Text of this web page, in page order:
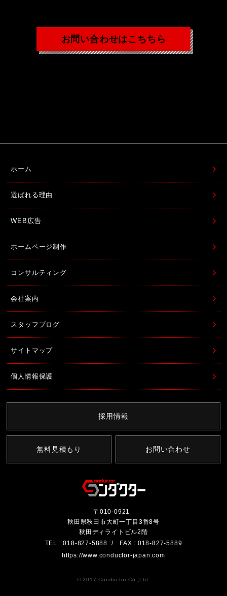
お問い合わせはこちちら
ホーム
選ばれる理由
WEB広告
ホームページ制作
コンサルティング
会社案内
スタッフブログ
サイトマップ
個人情報保護
採用情報
無料見積もり お問い合わせ
〒010-0921
秋田県秋田市大町一丁目3番8号
秋田ディライトビル2階
TEL : 018-827-5888
FAX : 018-827-5889
https://www.conductor-japan.com
© 2017 Conductor Co.,Ltd.